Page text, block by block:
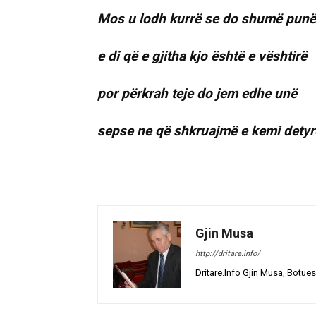
Mos u lodh kurrë se do shumë punë
e di që e gjitha kjo është e vështirë
por përkrah teje do jem edhe unë
sepse ne që shkruajmë e kemi
Gjin Musa
http://dritare.info/
Dritare.Info Gjin Musa, Botues